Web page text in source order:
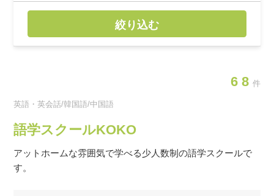
絞り込む
68 件
英語・英会話/韓国語/中国語
語学スクールKOKO
アットホームな雰囲気で学べる少人数制の語学スクールで
す。